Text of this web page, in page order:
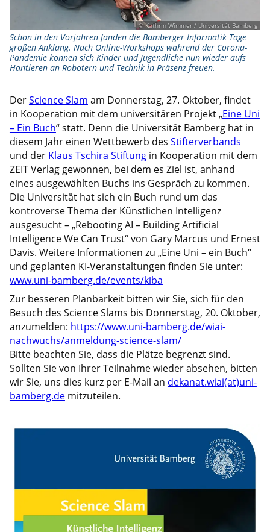
© Kathrin Wimmer / Universität Bamberg
Schon in den Vorjahren fanden die Bamberger Informatik Tage
großen Anklang. Nach Online-Workshops während der Corona-
Pandemie können sich Kinder und Jugendliche nun wieder aufs
Hantieren an Robotern und Technik in Präsenz freuen.
DerScience Slam am Donnerstag, 27. Oktober, findet
in Kooperation mit dem universitären Projekt „Eine Uni
– Ein Buch“ statt. Denn die Universität Bamberg hat in
diesem Jahr einen Wettbewerb des Stifterverbands
und der Klaus Tschira Stiftungin Kooperation mit dem
ZEIT Verlag gewonnen, bei dem es Ziel ist, anhand
eines ausgewählten Buchs ins Gespräch zu kommen.
Die Universität hat sich ein Buch rund um das
kontroverse Thema der Künstlichen Intelligenz
ausgesucht – „Rebooting AI – Building Artificial
Intelligence We Can Trust“ von Gary Marcus und Ernest
Davis. Weitere Informationen zu „Eine Uni – ein Buch“
und geplanten KI-Veranstaltungen finden Sie unter:
www.uni-bamberg.de/events/kiba
Zur besseren Planbarkeit bitten wir Sie, sich für den
Besuch des Science Slams bis Donnerstag, 20. Oktober,
anzumelden: https://www.uni-bamberg.de/wiai-
nachwuchs/anmeldung-science-slam/
Bitte beachten Sie, dass die Plätze begrenzt sind.
Sollten Sie von Ihrer Teilnahme wieder absehen, bitten
wir Sie, uns dies kurz per E-Mail an dekanat.wiai(at)uni-
bamberg.demitzuteilen.